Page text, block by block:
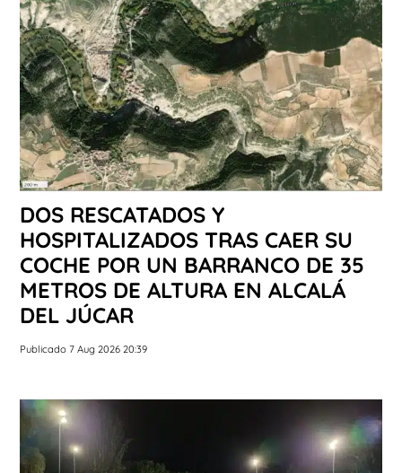
DOS RESCATADOS Y
HOSPITALIZADOS TRAS CAER SU
COCHE POR UN BARRANCO DE 35
METROS DE ALTURA EN ALCALÁ
DEL JÚCAR
Publicado 7 Aug 2026 20:39